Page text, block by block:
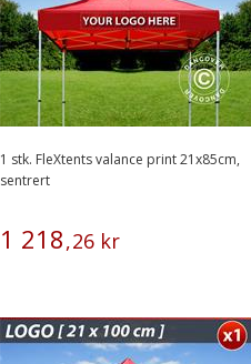
1 stk. FleXtents valance print 21x85cm,
sentrert
1 218,26 kr